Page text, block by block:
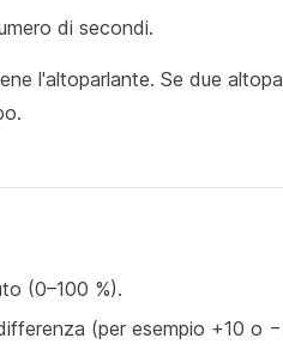
di secondi.
l'altoparlante. Se due
(0–100 %).
(per esempio +10 o